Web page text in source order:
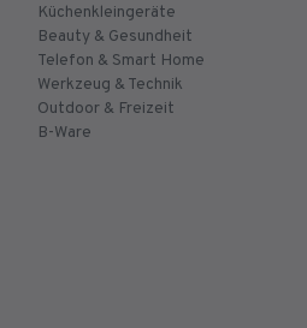
Küchenkleingeräte
Beauty & Gesundheit
Telefon & Smart Home
Werkzeug & Technik
Outdoor & Freizeit
B-Ware